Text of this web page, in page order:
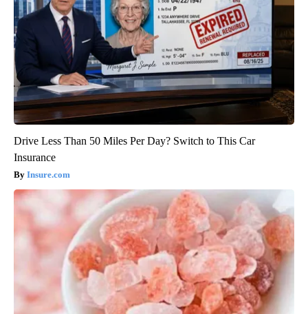
Drive Less Than 50 Miles Per Day? Switch to This Car
Insurance
Insure.com